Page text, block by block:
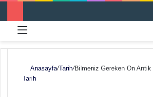
Anasayfa/Tarih/Bilmeniz Gereken On Antik
Tarih